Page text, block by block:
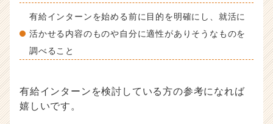
有給インターンを始める前に目的を明確にし、就活に
活かせる内容のものや自分に適性がありそうなものを
調べること
有給インターンを検討している方の参考になれば
嬉しいです。